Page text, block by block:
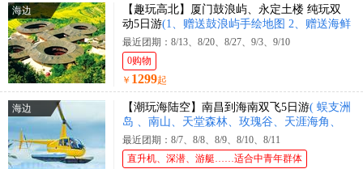
海边
【趣玩高北】厦门鼓浪屿、永定土楼 纯玩双
动5日游(1、赠送鼓浪屿手绘地图 2、赠送海鲜
大咖锅)
最近团期：8/13、8/20、8/27、9/3、9/10
0购物
￥ 1299起
海边 【潮玩海陆空】南昌到海南双飞5日游( 蜈支洲
岛 、南山、天堂森林、玫瑰谷、天涯海角、
直升机体验、豪华游艇出海 )
最近团期：8/7、8/8、8/9、8/10、8/11
直升机、深潜、游艇……适合中青年群体